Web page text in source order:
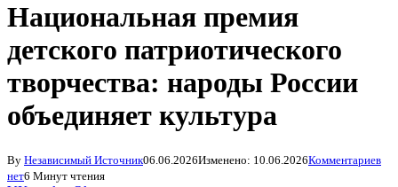
Национальная премия
детского патриотического
творчества: народы России
объединяет культура
By Независимый Источник06.06.2026Изменено: 10.06.2026Комментариев
нет6 Минут чтения